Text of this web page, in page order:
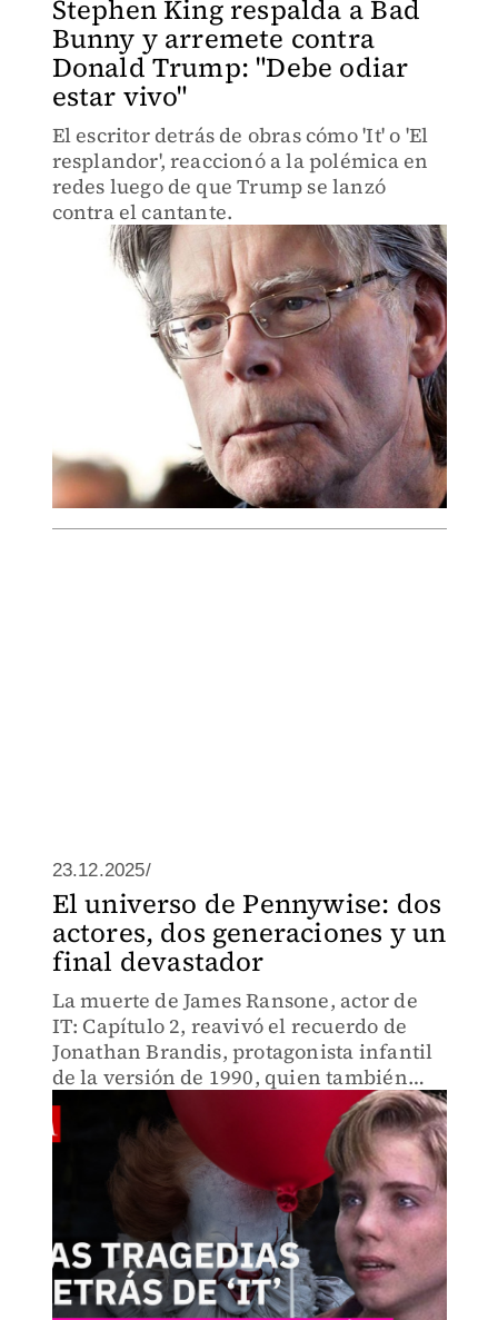
Stephen King respalda a Bad
Bunny y arremete contra
Donald Trump: "Debe odiar
estar vivo"
El escritor detrás de obras cómo 'It' o 'El
resplandor', reaccionó a la polémica en
redes luego de que Trump se lanzó
contra el cantante.
23.12.2025/
El universo de Pennywise: dos
actores, dos generaciones y un
final devastador
La muerte de James Ransone, actor de
IT: Capítulo 2, reavivó el recuerdo de
Jonathan Brandis, protagonista infantil
de la versión de 1990, quien también
murió por suicidio. Dos tragedias que
hoy generan reflexión.